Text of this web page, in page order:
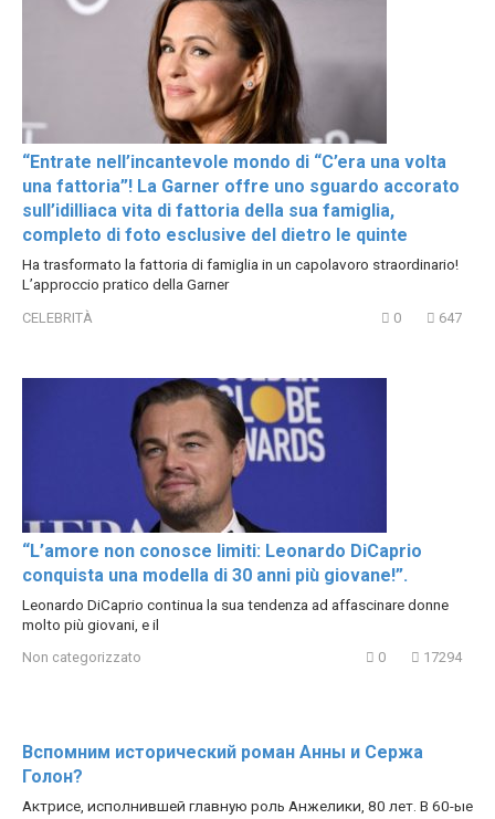
“Entrate nell’incantevole mondo di “C’era una volta
una fattoria”! La Garner offre uno sguardo accorato
sull’idilliaca vita di fattoria della sua famiglia,
completo di foto esclusive del dietro le quinte
Ha trasformato la fattoria di famiglia in un capolavoro straordinario!
L’approccio pratico della Garner
CELEBRITÀ 0 647
“L’amore non conosce limiti: Leonardo DiCaprio
conquista una modella di 30 anni più giovane!”.
Leonardo DiCaprio continua la sua tendenza ad affascinare donne
molto più giovani, e il
Non categorizzato 0 17294
Вспомним исторический роман Анны и Сержа
Голон?
Актрисе, исполнившей главную роль Анжелики, 80 лет. В 60-ые